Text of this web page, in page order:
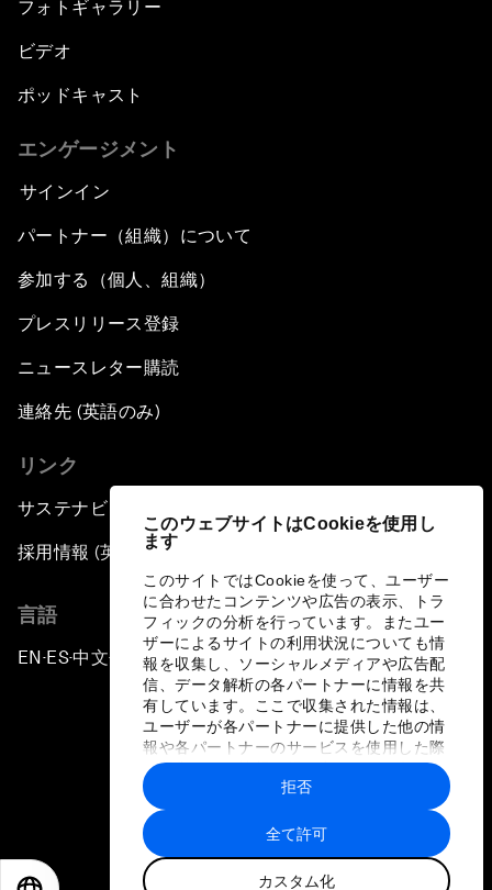
このウェブサイトはCookieを使用し
ます
このサイトではCookieを使って、ユーザー
に合わせたコンテンツや広告の表示、トラ
フィックの分析を行っています。またユー
ザーによるサイトの利用状況についても情
報を収集し、ソーシャルメディアや広告配
信、データ解析の各パートナーに情報を共
有しています。ここで収集された情報は、
ユーザーが各パートナーに提供した他の情
報や各パートナーのサービスを使用した際
に収集された情報と組み合わされ、各パー
トナーによって使用されることがありま
す。
全て許可
カスタム化
拒否
フォトギャラリー
ビデオ
ポッドキャスト
エンゲージメント
サインイン
パートナー（組織）について
参加する（個人、組織）
プレスリリース登録
ニュースレター購読
連絡先 (英語のみ)
リンク
サステナビリティへの取り組み
採用情報 (英語のみ)
言語
EN ▪ ES▪中文▪ 日本語
プライバシーポリシーと利用規約
サイトマップ